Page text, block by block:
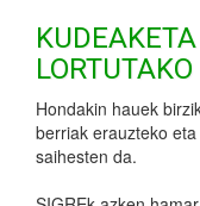
Hondakin hauek
berriak erauzteko
saihesten da.